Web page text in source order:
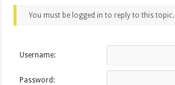
You must be logged in to reply to this topic.
Username:
Password: